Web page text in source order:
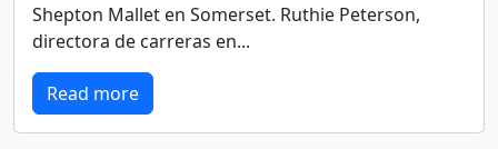
Shepton Mallet en Somerset. Ruthie Peterson,
directora de carreras en...
Read more